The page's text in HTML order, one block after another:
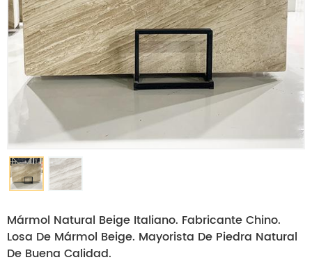
Mármol Natural Beige Italiano. Fabricante Chino.
Losa De Mármol Beige. Mayorista De Piedra Natural
De Buena Calidad.